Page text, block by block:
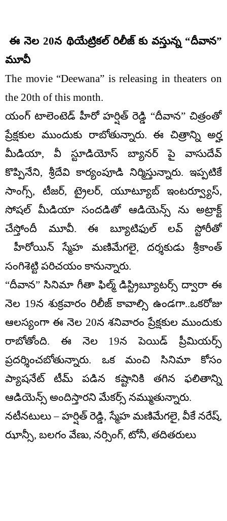
ఈ నెల 20న థియేట్రికల్ రిలీజ్ కు వస్తున్న “దీవాన”
మూవీ
The movie “Deewana” is releasing in theaters on
the 20th of this month.
యంగ్ టాలెంటెడ్ హీరో హర్షిత్ రెడ్డి “దీవాన” చిత్రంతో
ప్రేక్షకుల ముందుకు రాబోతున్నారు. ఈ చిత్రాన్ని అర్హ
మీడియా, వీ స్టూడియోస్ బ్యానర్ పై వాసుదేవ్
కొప్పినేని, శ్రీదేవి కార్యంపూడి నిర్మిస్తున్నారు. ఇప్పటికే
సాంగ్స్, టీజర్, ట్రైలర్, యూట్యూబ్ ఇంటర్వ్యూస్,
సోషల్ మీడియా సందడితో ఆడియెన్స్ ను అట్రాక్ట్
చేస్తోందీ మూవీ. ఈ బ్యూటిఫుల్ లవ్ స్టోరీతో
హీరోయిన్ స్మేహ మణిమేగలై, దర్శకుడు శ్రీకాంత్
సంగిశెట్టి పరిచయం కానున్నారు.
“దీవాన” సినిమా గీతా ఫిల్మ్ డిస్ట్రిబ్యూటర్స్ ద్వారా ఈ
నెల 19న శుక్రవారం రిలీజ్ కావాల్సి ఉండగా..ఒకరోజు
ఆలస్యంగా ఈ నెల 20న శనివారం ప్రేక్షకుల ముందుకు
రాబోతోంది. ఈ నెల 19న పెయిడ్ ప్రీమియర్స్
ప్రదర్శించబోతున్నారు. ఒక మంచి సినిమా కోసం
ప్యాషనేట్ టీమ్ పడిన కష్టానికి తగిన ఫలితాన్ని
ఆడియెన్స్ అందిస్తారని మేకర్స్ నమ్ముతున్నారు.
నటీనటులు – హర్షిత్ రెడ్డి, స్మేహ మణిమేగలై, వీకే నరేష్,
ఝాన్సీ, బలగం వేణు, నర్సింగ్, టోనీ, తదితరులు